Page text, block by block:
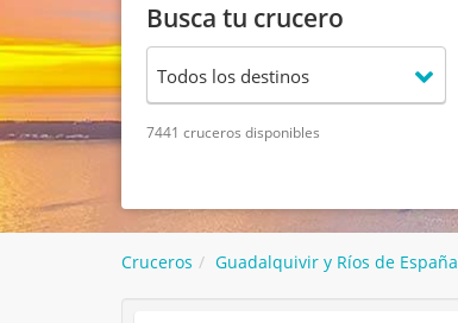
Busca tu crucero
7441 cruceros disponibles
Cruceros Guadalquivir y Ríos de España